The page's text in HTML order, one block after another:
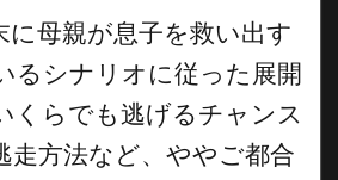
に母親が息子を救い出す
るシナリオに従った展開
くらでも逃げるチャンス
走方法など、ややご都合